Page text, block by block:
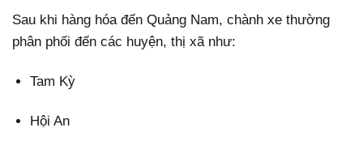
Sau khi hàng hóa đến Quảng Nam, chành xe thường
phân phối đến các huyện, thị xã như:
Tam Kỳ
Hội An